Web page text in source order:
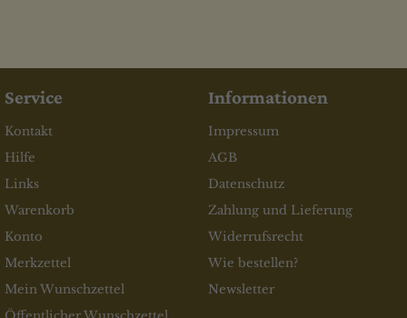
Service
Kontakt
Hilfe
Links
Warenkorb
Konto
Merkzettel
Mein Wunschzettel
Informationen
Impressum
AGB
Datenschutz
Zahlung und Lieferung
Widerrufsrecht
Wie bestellen?
Newsletter